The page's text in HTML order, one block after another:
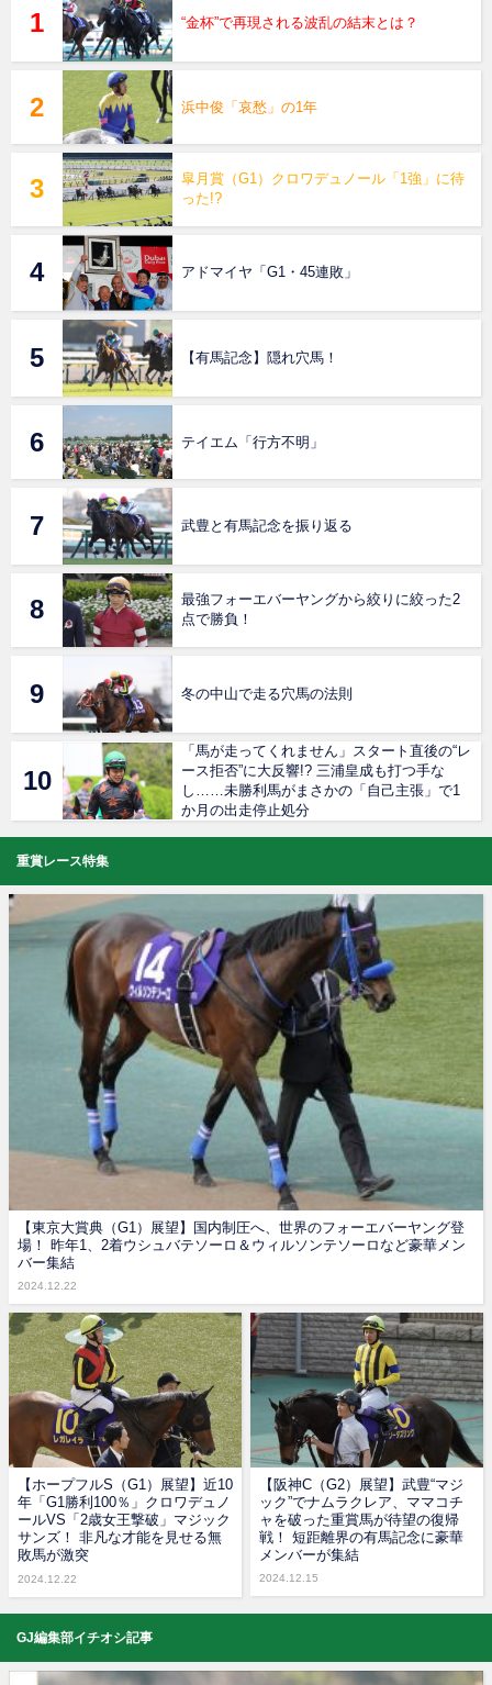
“金杯”で再現される波乱の結末とは？
浜中俊「哀愁」の1年
皐月賞（G1）クロワデュノール「1強」に待
った!?
アドマイヤ「G1・45連敗」
【有馬記念】隠れ穴馬！
テイエム「行方不明」
武豊と有馬記念を振り返る
最強フォーエバーヤングから絞りに絞った2
点で勝負！
冬の中山で走る穴馬の法則
「馬が走ってくれません」スタート直後の“レ
ース拒否”に大反響!? 三浦皇成も打つ手な
し……未勝利馬がまさかの「自己主張」で1
か月の出走停止処分
重賞レース特集
【東京大賞典（G1）展望】国内制圧へ、世界のフォーエバーヤング登
場！ 昨年1、2着ウシュバテソーロ＆ウィルソンテソーロなど豪華メン
バー集結
2024.12.22
【ホープフルS（G1）展望】近10
年「G1勝利100％」クロワデュノ
ールVS「2歳女王撃破」マジック
サンズ！ 非凡な才能を見せる無
敗馬が激突
2024.12.22
【阪神C（G2）展望】武豊“マジ
ック”でナムラクレア、ママコチ
ャを破った重賞馬が待望の復帰
戦！ 短距離界の有馬記念に豪華
メンバーが集結
2024.12.15
GJ編集部イチオシ記事